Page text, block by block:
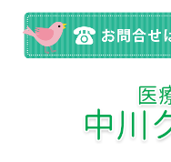
検査・健康診断